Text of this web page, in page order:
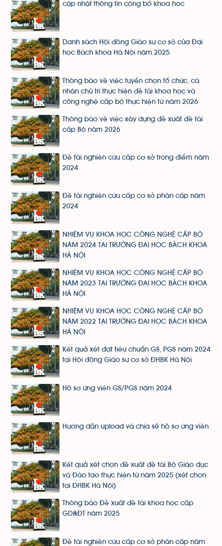
cập nhật thông tin công bố khoa học
Danh sách Hội đồng Giáo sư cơ sở của Đại
học Bách khoa Hà Nội năm 2025
Thông báo về việc tuyển chọn tổ chức, cá
nhân chủ trì thực hiện đề tài khoa học và
công nghệ cấp bộ thực hiện từ năm 2026
Thông báo về việc xây dựng đề xuất đề tài
cấp Bộ năm 2026
Đề tài nghiên cứu cấp cơ sở trọng điểm năm
2024
Đề tài nghiên cứu cấp cơ sở phân cấp năm
2024
NHIỆM VỤ KHOA HỌC CÔNG NGHỆ CẤP BỘ
NĂM 2024 TẠI TRƯỜNG ĐẠI HỌC BÁCH KHOA
HÀ NỘI
NHIỆM VỤ KHOA HỌC CÔNG NGHỆ CẤP BỘ
NĂM 2023 TẠI TRƯỜNG ĐẠI HỌC BÁCH KHOA
HÀ NỘI
NHIỆM VỤ KHOA HỌC CÔNG NGHỆ CẤP BỘ
NĂM 2022 TẠI TRƯỜNG ĐẠI HỌC BÁCH KHOA
HÀ NỘI
Kết quả xét đạt tiêu chuẩn GS, PGS năm 2024
tại Hội đồng Giáo sư cơ sở ĐHBK Hà Nội
Hồ sơ ứng viên GS/PGS năm 2024
Hướng dẫn upload và chia sẻ hồ sơ ứng viên
Kết quả xét chọn đề xuất đề tài Bộ Giáo dục
và Đào tạo thực hiện từ năm 2025 (xét chọn
tại ĐHBK Hà Nội)
Thông báo Đề xuất đề tài khoa học cấp
GD&ĐT năm 2025
Đề tài nghiên cứu cấp cơ sở phân cấp năm